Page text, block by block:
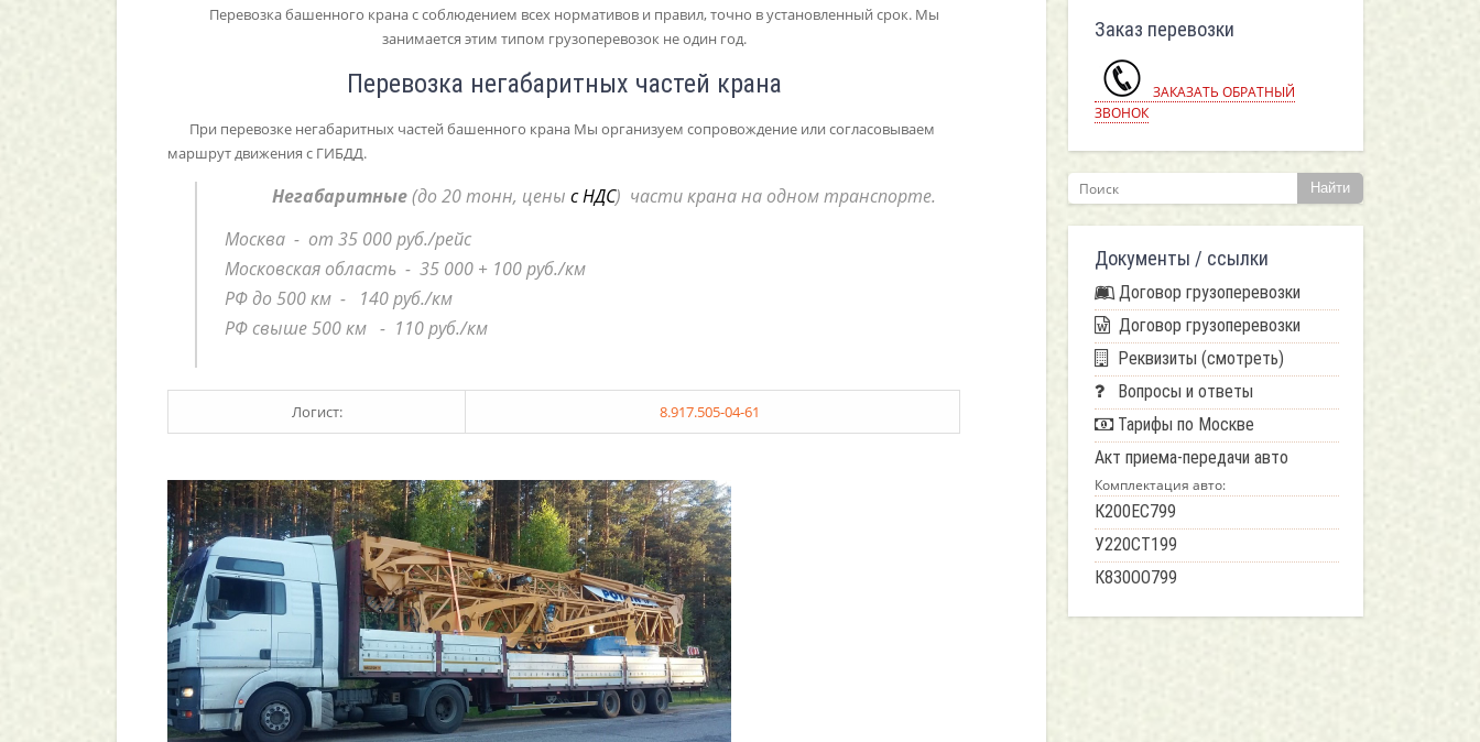
Перевозка башенного крана с соблюдением всех нормативов и правил, точно в установленный срок. Мы
занимается этим типом грузоперевозок не один год.
Перевозка негабаритных частей крана
При перевозке негабаритных частей башенного крана Мы организуем сопровождение или согласовываем
маршрут движения с ГИБДД.
Негабаритные(до 20 тонн, цены с НДС) части крана на одном транспорте.
Москва - от 35 000 руб./рейс
Московская область - 35 000 + 100 руб./км
РФ до 500 км - 140 руб./км
РФ свыше 500 км - 110 руб./км
Логист: 8.917.505-04-61
Заказ перевозки
ЗАКАЗАТЬ ОБРАТНЫЙ
ЗВОНОК
Найти
Документы / ссылки
Договор грузоперевозки
Договор грузоперевозки
Реквизиты (смотреть)
Вопросы и ответы
Тарифы по Москве
Акт приема-передачи авто
Комплектация авто:
К200ЕС799
У220СТ199
К830ОО799